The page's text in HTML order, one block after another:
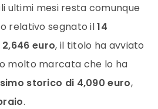
ultimi mesi resta comunque
relativo segnato il14
euro, il titolo ha avviato
molto marcata che lo ha
storico di 4,090 euro,
.